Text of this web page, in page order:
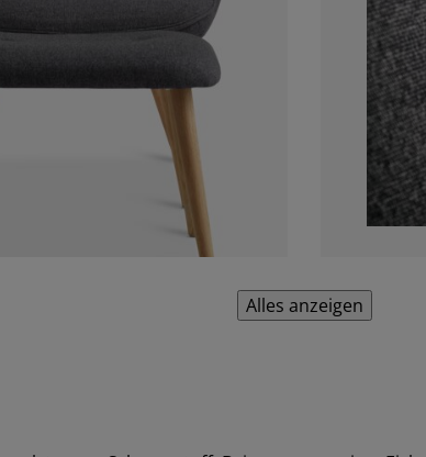
Alles anzeigen